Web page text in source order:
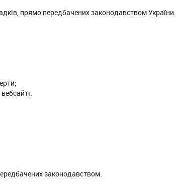
прямо передбачених законодавством України.
законодавством.